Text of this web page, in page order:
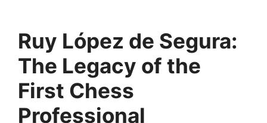
Ruy López de Segura:
The Legacy of the
First Chess
Professional